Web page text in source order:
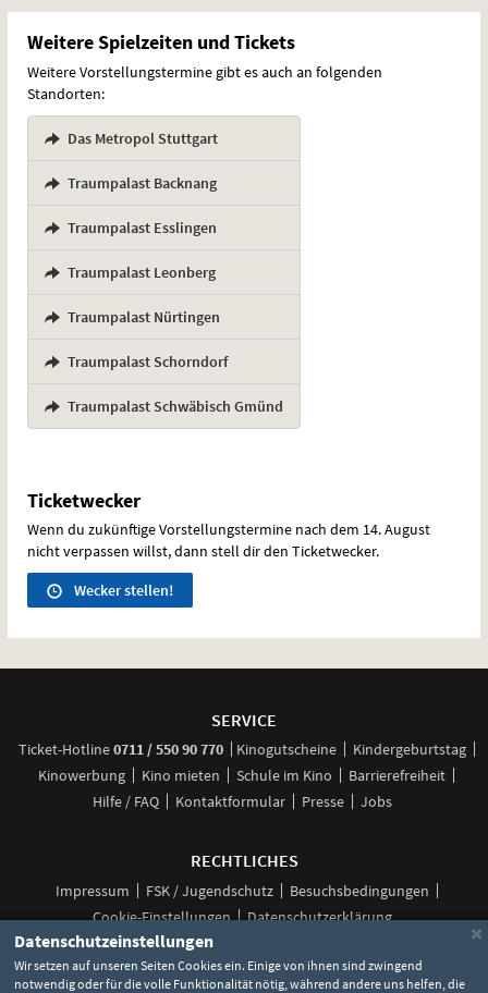
Weitere Spielzeiten und Tickets
Weitere Vorstellungstermine gibt es auch an folgenden
Standorten:
Das Metropol Stuttgart
Traumpalast Backnang
Traumpalast Esslingen
Traumpalast Leonberg
Traumpalast Nürtingen
Traumpalast Schorndorf
Traumpalast Schwäbisch Gmünd
Ticketwecker
Wenn du zukünftige Vorstellungstermine nach dem 14. August
nicht verpassen willst, dann stell dir den Ticketwecker.
Wecker stellen!
SERVICE
Ticket-Hotline0711 / 550 90 770anrufen
Kinogutscheine
Kindergeburtstag
Kinowerbung
Kino mieten Schule im Kino
Barrierefreiheit
Hilfe / FAQ
Kontaktformular Presse Jobs
RECHTLICHES
Impressum FSK / Jugendschutz
Besuchsbedingungen
Cookie-Einstellungen
Datenschutzerklärung
×
Datenschutzeinstellungen
Wir setzen auf unseren Seiten Cookies ein. Einige von ihnen sind zwingend
notwendig oder für die volle Funktionalität nötig, während andere uns helfen, die